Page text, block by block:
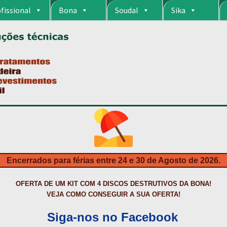
Bona Soudal Sika
CARRINHO CART
DA BONA?
HIDROFUGANTES
PRODUTOS ECOLÓGICOS CERTIFICADOS
DE BETÃO COM FERRO À VISTA REVESTIMENTO DE TANQUES E
TERMOS E CONDIÇÕESTINTA PROTEÇÃOTINTASTRATAMENTO
Encerrados para férias entre 24 e 30 de Agosto de 2026.
OFERTA DE UM KIT COM 4 DISCOS DESTRUTIVOS DA BONA!
VEJA COMO CONSEGUIR A SUA OFERTA!
Siga-nos no Facebook